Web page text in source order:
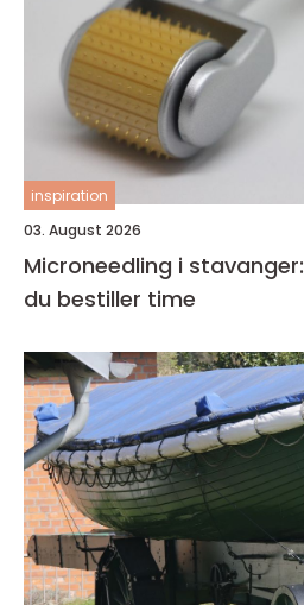
inspiration
03. August 2026
Microneedling i
du bestiller time